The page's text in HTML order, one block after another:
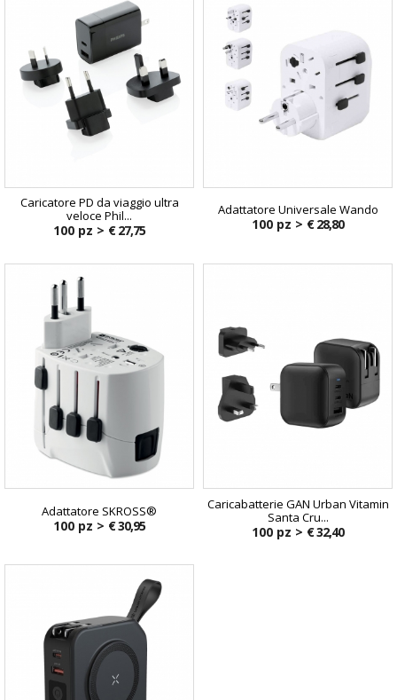
Caricatore PD da viaggio ultra
veloce Phil...
100 pz > € 27,75
Adattatore Universale Wando
100 pz > € 28,80
Adattatore SKROSS®
100 pz > € 30,95
Caricabatterie GAN Urban Vitamin
Santa Cru...
100 pz > € 32,40